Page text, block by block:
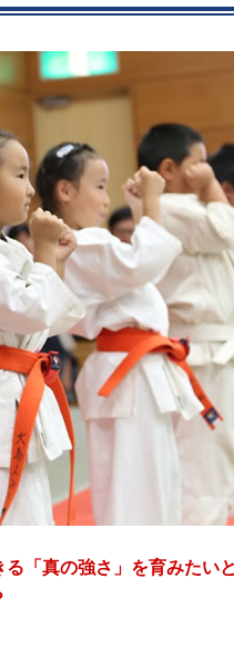
「真の強さ」を育みたい